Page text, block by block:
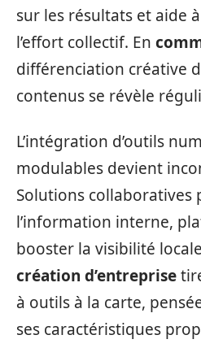
sur les résultats et aide
l’effort collectif. En
différenciation créative
contenus se révèle
L’intégration d’outils
modulables devient
Solutions collaboratives
l’information interne,
booster la visibilité
création d’entreprise
à outils à la carte,
ses caractéristiques